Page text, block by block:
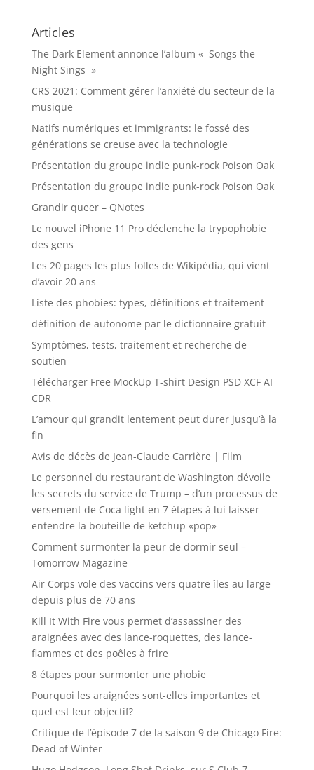
Articles
The Dark Element annonce l’album « Songs the
Night Sings »
CRS 2021: Comment gérer l’anxiété du secteur de la
musique
Natifs numériques et immigrants: le fossé des
générations se creuse avec la technologie
Présentation du groupe indie punk-rock Poison Oak
Présentation du groupe indie punk-rock Poison Oak
Grandir queer – QNotes
Le nouvel iPhone 11 Pro déclenche la trypophobie
des gens
Les 20 pages les plus folles de Wikipédia, qui vient
d’avoir 20 ans
Liste des phobies: types, définitions et traitement
définition de autonome par le dictionnaire gratuit
Symptômes, tests, traitement et recherche de
soutien
Télécharger Free MockUp T-shirt Design PSD XCF AI
CDR
L’amour qui grandit lentement peut durer jusqu’à la
fin
Avis de décès de Jean-Claude Carrière | Film
Le personnel du restaurant de Washington dévoile
les secrets du service de Trump – d’un processus de
versement de Coca light en 7 étapes à lui laisser
entendre la bouteille de ketchup «pop»
Comment surmonter la peur de dormir seul –
Tomorrow Magazine
Air Corps vole des vaccins vers quatre îles au large
depuis plus de 70 ans
Kill It With Fire vous permet d’assassiner des
araignées avec des lance-roquettes, des lance-
flammes et des poêles à frire
8 étapes pour surmonter une phobie
Pourquoi les araignées sont-elles importantes et
quel est leur objectif?
Critique de l’épisode 7 de la saison 9 de Chicago Fire:
Dead of Winter